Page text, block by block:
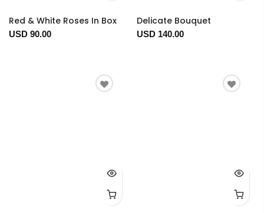
Red & White Roses In Box
USD 90.00
Delicate Bouquet
USD 140.00